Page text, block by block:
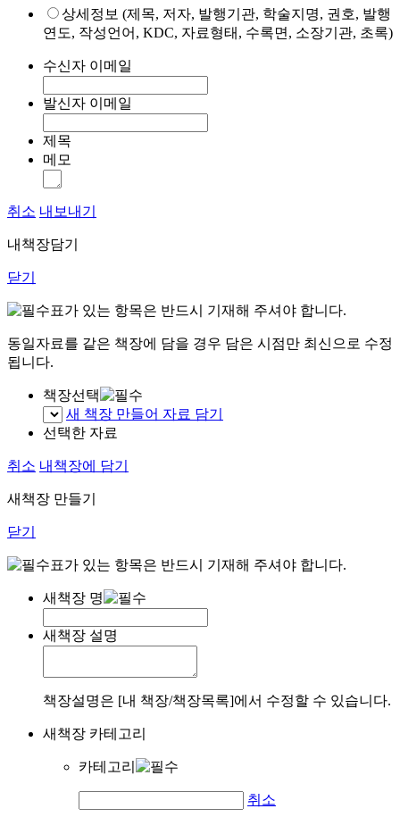
상세정보 (제목, 저자, 발행기관, 학술지명, 권호, 발행
연도, 작성언어, KDC, 자료형태, 수록면, 소장기관, 초록)
수신자 이메일
발신자 이메일
제목
메모
취소 내보내기
내책장담기
닫기
표가 있는 항목은 반드시 기재해 주셔야 합니다.
동일자료를 같은 책장에 담을 경우 담은 시점만 최신으로 수정
됩니다.
책장선택
새 책장 만들어 자료 담기
선택한 자료
취소 내책장에 담기
새책장 만들기
닫기
표가 있는 항목은 반드시 기재해 주셔야 합니다.
새책장 명
새책장 설명
책장설명은 [내 책장/책장목록]에서 수정할 수 있습니다.
새책장 카테고리
카테고리
취소